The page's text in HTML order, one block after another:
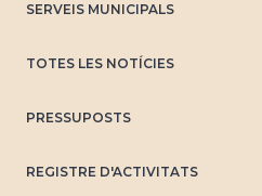
SERVEIS MUNICIPALS
TOTES LES NOTÍCIES
PRESSUPOSTS
REGISTRE D'ACTIVITATS